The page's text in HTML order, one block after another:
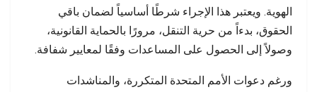
الهوية. ويعتبر هذا الإجراء شرطًا أساسياً لضمان باقي
الحقوق، بدءاً من حرية التنقل، مرورًا بالحماية القانونية،
وصولاً إلى الحصول على المساعدات وفقًا لمعايير شفافة.
ورغم دعوات الأمم المتحدة المتكررة، والمناشدات